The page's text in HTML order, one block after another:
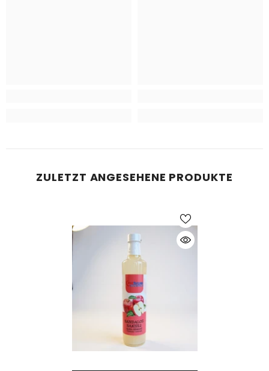
ZULETZT ANGESEHENE PRODUKTE